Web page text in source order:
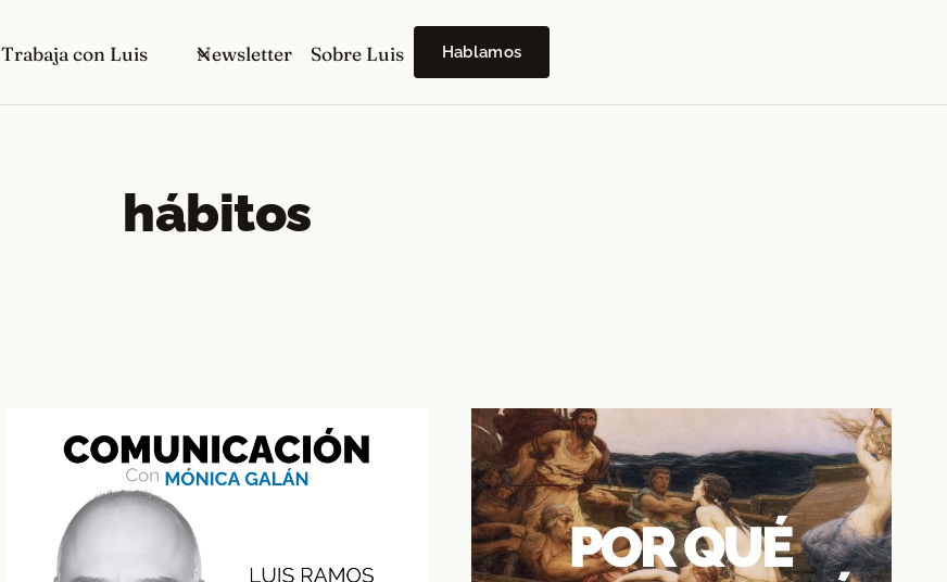
Trabaja con Luis Newsletter Sobre Luis Hablamos
hábitos